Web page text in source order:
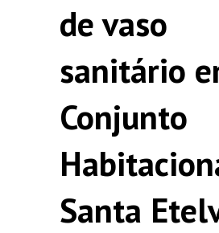
de vaso
sanitário
Conjunto
Santa